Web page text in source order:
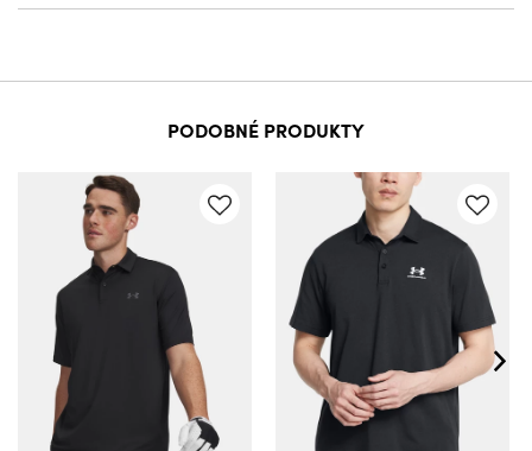
PODOBNÉ PRODUKTY